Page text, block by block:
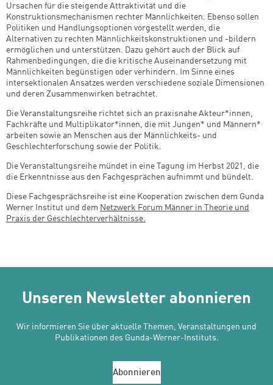
Ursachen für die steigende Attraktivität und die
Konstruktionsmechanismen rechter Männlichkeiten. Ebenso sollen
Politiken und Handlungsoptionen vorgestellt werden, die
Alternativen zu rechten Männlichkeitskonstruktionen und -bildern
ermöglichen und unterstützen. Dazu gehört auch der Blick auf
Rahmenbedingungen, die die kritische Auseinandersetzung mit
Männlichkeiten begünstigen oder verhindern. Im Sinne eines
intersektionalen Ansatzes werden verschiedene soziale Dimensionen
und deren Zusammenwirken betrachtet.
Die Veranstaltungsreihe richtet sich an praxisnahe Akteur*innen,
Fachkräfte und Multiplikator*innen, die mit Jungen* und Männern*
arbeiten sowie an Menschen aus der Männlichkeits- und
Geschlechterforschung sowie der Politik.
Die Veranstaltungsreihe mündet in eine Tagung im Herbst 2021, die
die Erkenntnisse aus den Fachgesprächen aufnimmt und bündelt.
Diese Fachgesprächsreihe ist eine Kooperation zwischen dem Gunda
Werner Institut und dem Netzwerk Forum Männer in Theorie und
Praxis der Geschlechterverhältnisse.
Unseren Newsletter abonnieren
Wir informieren Sie über aktuelle Themen, Veranstaltungen und
Publikationen des Gunda-Werner-Instituts.
Abonnieren